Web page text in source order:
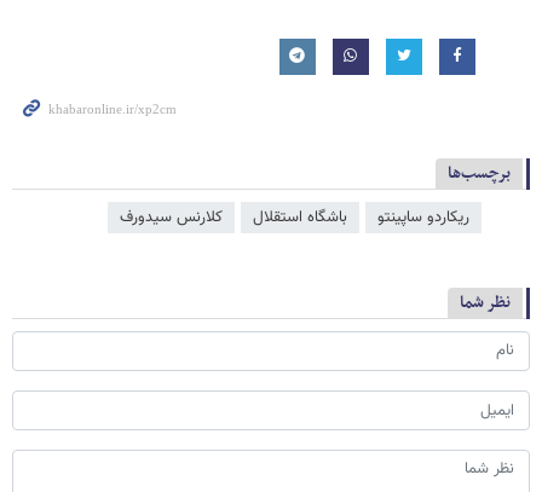
برچسب‌ها
ریکاردو ساپینتو باشگاه استقلال کلارنس سیدورف
نظر شما